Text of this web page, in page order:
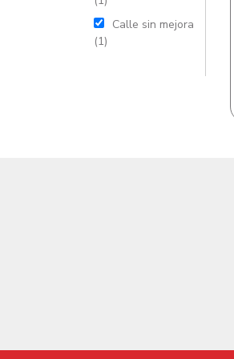
Calle sin mejora
(1)